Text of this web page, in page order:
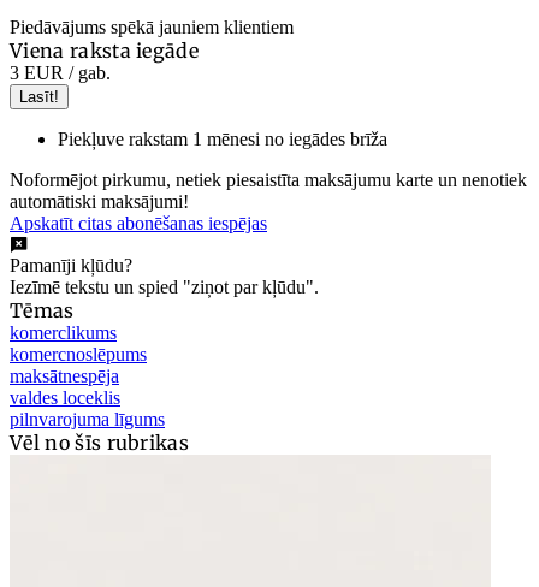
Piedāvājums spēkā jauniem klientiem
Viena raksta iegāde
3 EUR / gab.
Lasīt!
Piekļuve rakstam 1 mēnesi no iegādes brīža
Noformējot pirkumu, netiek piesaistīta maksājumu karte un nenotiek
automātiski maksājumi!
Apskatīt citas abonēšanas iespējas
Pamanīji kļūdu?
Iezīmē tekstu un spied "ziņot par kļūdu".
Tēmas
komerclikums
komercnoslēpums
maksātnespēja
valdes loceklis
pilnvarojuma līgums
Vēl no šīs rubrikas